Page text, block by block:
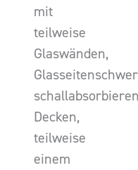
mit
teilweise
Glaswänden,
Decken,
teilweise
einem